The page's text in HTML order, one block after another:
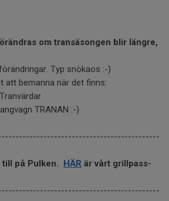
om transäsongen blir längre,
Typ snökaos :-)
att bemanna när det finns:
TRANAN :-)
till på Pulken. HÄR är vårt grillpass-